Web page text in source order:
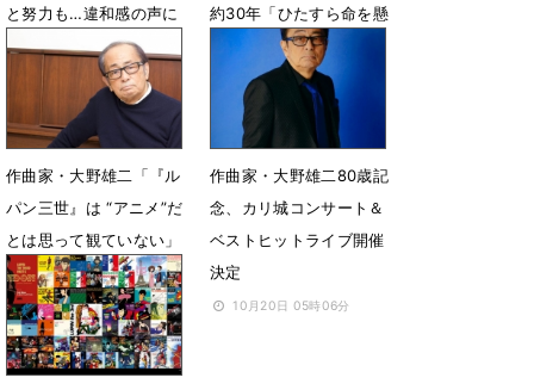
と努力も…違和感の声に
「いつも落ち込んで」
6月20日 07時41分
約30年「ひたすら命を懸
けてやってきた」
6月20日 07時24分
作曲家・大野雄二「『ル
パン三世』は “アニメ”だ
とは思って観ていない」
その言葉の真意とは
12月1日 18時00分
作曲家・大野雄二80歳記
念、カリ城コンサート＆
ベストヒットライブ開催
決定
10月20日 05時06分